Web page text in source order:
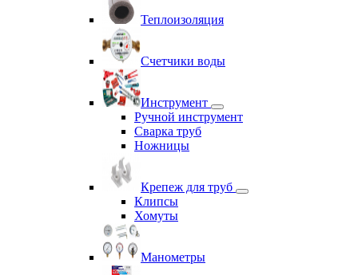
Теплоизоляция
Счетчики воды
Инструмент
Ручной инструмент
Сварка труб
Ножницы
Крепеж для труб
Клипсы
Хомуты
Манометры